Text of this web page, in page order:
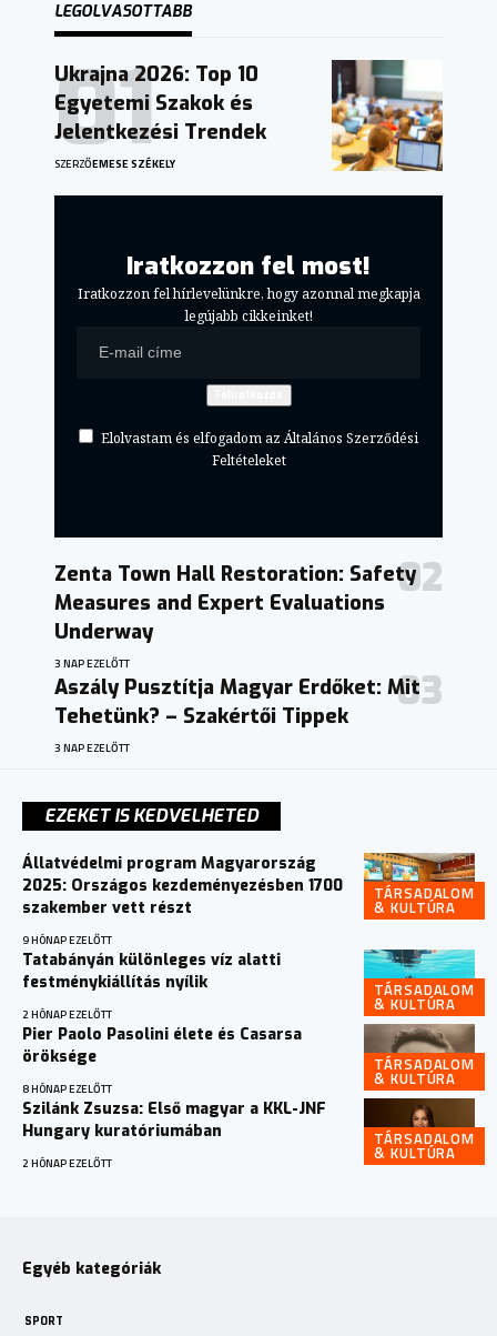
LEGOLVASOTTABB
Ukrajna 2026: Top 10
Egyetemi Szakok és
Jelentkezési Trendek
SZERZŐEMESE SZÉKELY
Iratkozzon fel most!
Iratkozzon fel hírlevelünkre, hogy azonnal megkapja
legújabb cikkeinket!
Elolvastam és elfogadom az Általános Szerződési
Feltételeket
Zenta Town Hall Restoration: Safety
Measures and Expert Evaluations
Underway
3 NAP EZELŐTT
Aszály Pusztítja Magyar Erdőket: Mit
Tehetünk? – Szakértői Tippek
3 NAP EZELŐTT
EZEKET IS KEDVELHETED
TÁRSADALOM
& KULTÚRA
Állatvédelmi program Magyarország
2025: Országos kezdeményezésben 1700
szakember vett részt
9 HÓNAP EZELŐTT
TÁRSADALOM
& KULTÚRA
Tatabányán különleges víz alatti
festménykiállítás nyílik
2 HÓNAP EZELŐTT
TÁRSADALOM
& KULTÚRA
Pier Paolo Pasolini élete és Casarsa
öröksége
8 HÓNAP EZELŐTT
TÁRSADALOM
& KULTÚRA
Szilánk Zsuzsa: Első magyar a KKL-JNF
Hungary kuratóriumában
2 HÓNAP EZELŐTT
Egyéb kategóriák
SPORT